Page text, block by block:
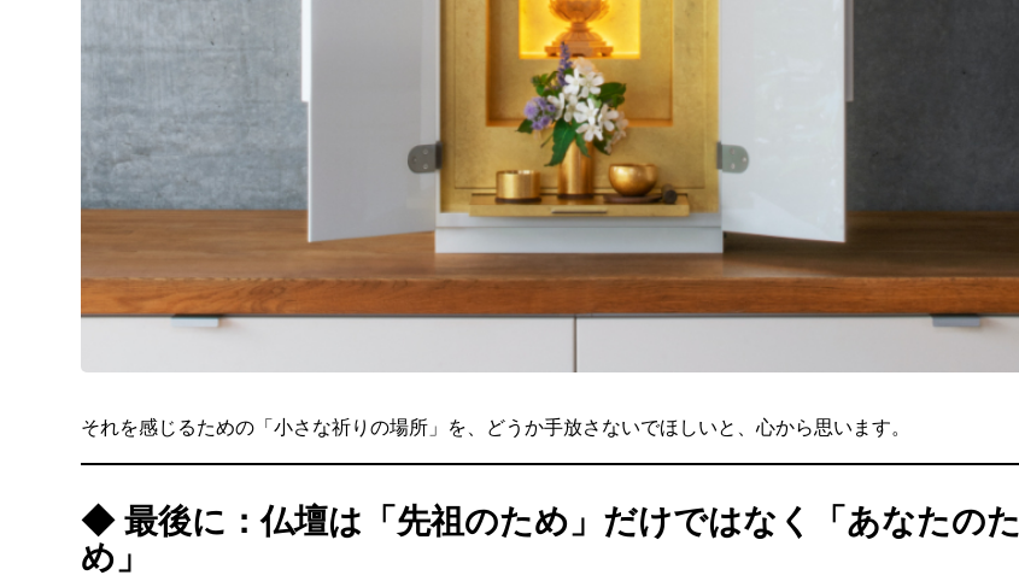
それを感じるための「小さな祈りの場所」を、どうか手放さないでほしいと、心から思います。
◆ 最後に：仏壇は「先祖のため」だけではなく「あなたのた
め」